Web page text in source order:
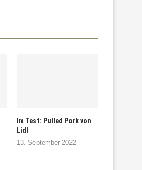
Im Test: Pulled Pork von
Lidl
13. September 2022